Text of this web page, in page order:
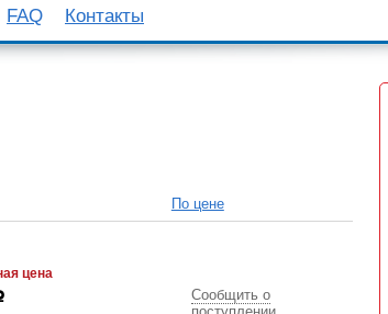
FAQ Контакты
По цене
цена
Сообщить о